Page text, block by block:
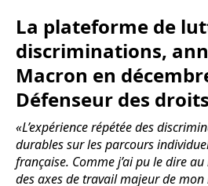
La plateforme de
discriminations,
Macron en
Défenseur des
«L’expérience répétée des
durables sur les parcours
française. Comme j’ai pu le dire
des axes de travail majeur de